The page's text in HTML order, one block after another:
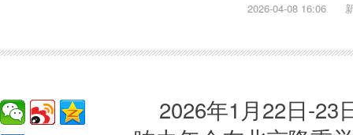
2026-04-08 16:06
2026年1月22日-23